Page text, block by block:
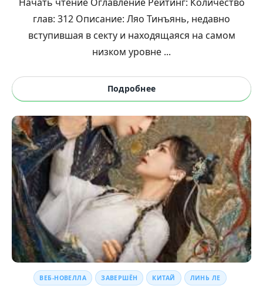
глав: 312 Описание: Ляо Тинъянь, недавно
вступившая в секту и находящаяся на самом
низком уровне ...
Подробнее
ВЕБ-НОВЕЛЛА ЗАВЕРШЁН КИТАЙ ЛИНЬ ЛЕ